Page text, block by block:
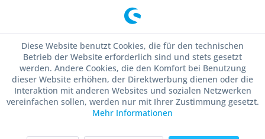
Diese Website benutzt Cookies, die für den technischen
Betrieb der Website erforderlich sind und stets gesetzt
werden. Andere Cookies, die den Komfort bei Benutzung
dieser Website erhöhen, der Direktwerbung dienen oder die
Interaktion mit anderen Websites und sozialen Netzwerken
vereinfachen sollen, werden nur mit Ihrer Zustimmung gesetzt.
Mehr Informationen